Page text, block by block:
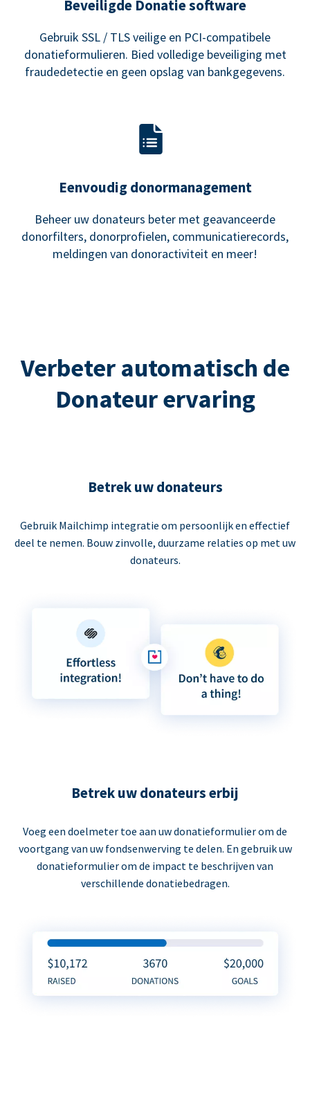
Beveiligde Donatie software
Gebruik SSL / TLS veilige en PCI-compatibele
donatieformulieren. Bied volledige beveiliging met
fraudedetectie en geen opslag van bankgegevens.
Eenvoudig donormanagement
Beheer uw donateurs beter met geavanceerde
donorfilters, donorprofielen, communicatierecords,
meldingen van donoractiviteit en meer!
Verbeter automatisch de
Donateur ervaring
Betrek uw donateurs
Gebruik Mailchimp integratie om persoonlijk en effectief
deel te nemen. Bouw zinvolle, duurzame relaties op met uw
donateurs.
Betrek uw donateurs erbij
Voeg een doelmeter toe aan uw donatieformulier om de
voortgang van uw fondsenwerving te delen. En gebruik uw
donatieformulier om de impact te beschrijven van
verschillende donatiebedragen.